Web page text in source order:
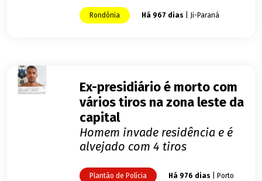
Rondônia Há 967 dias | Ji-Paraná
Ex-presidiário é morto com
vários tiros na zona leste da
capital
Homem invade residência e é
alvejado com 4 tiros
Plantão de Polícia Há 976 dias | Porto